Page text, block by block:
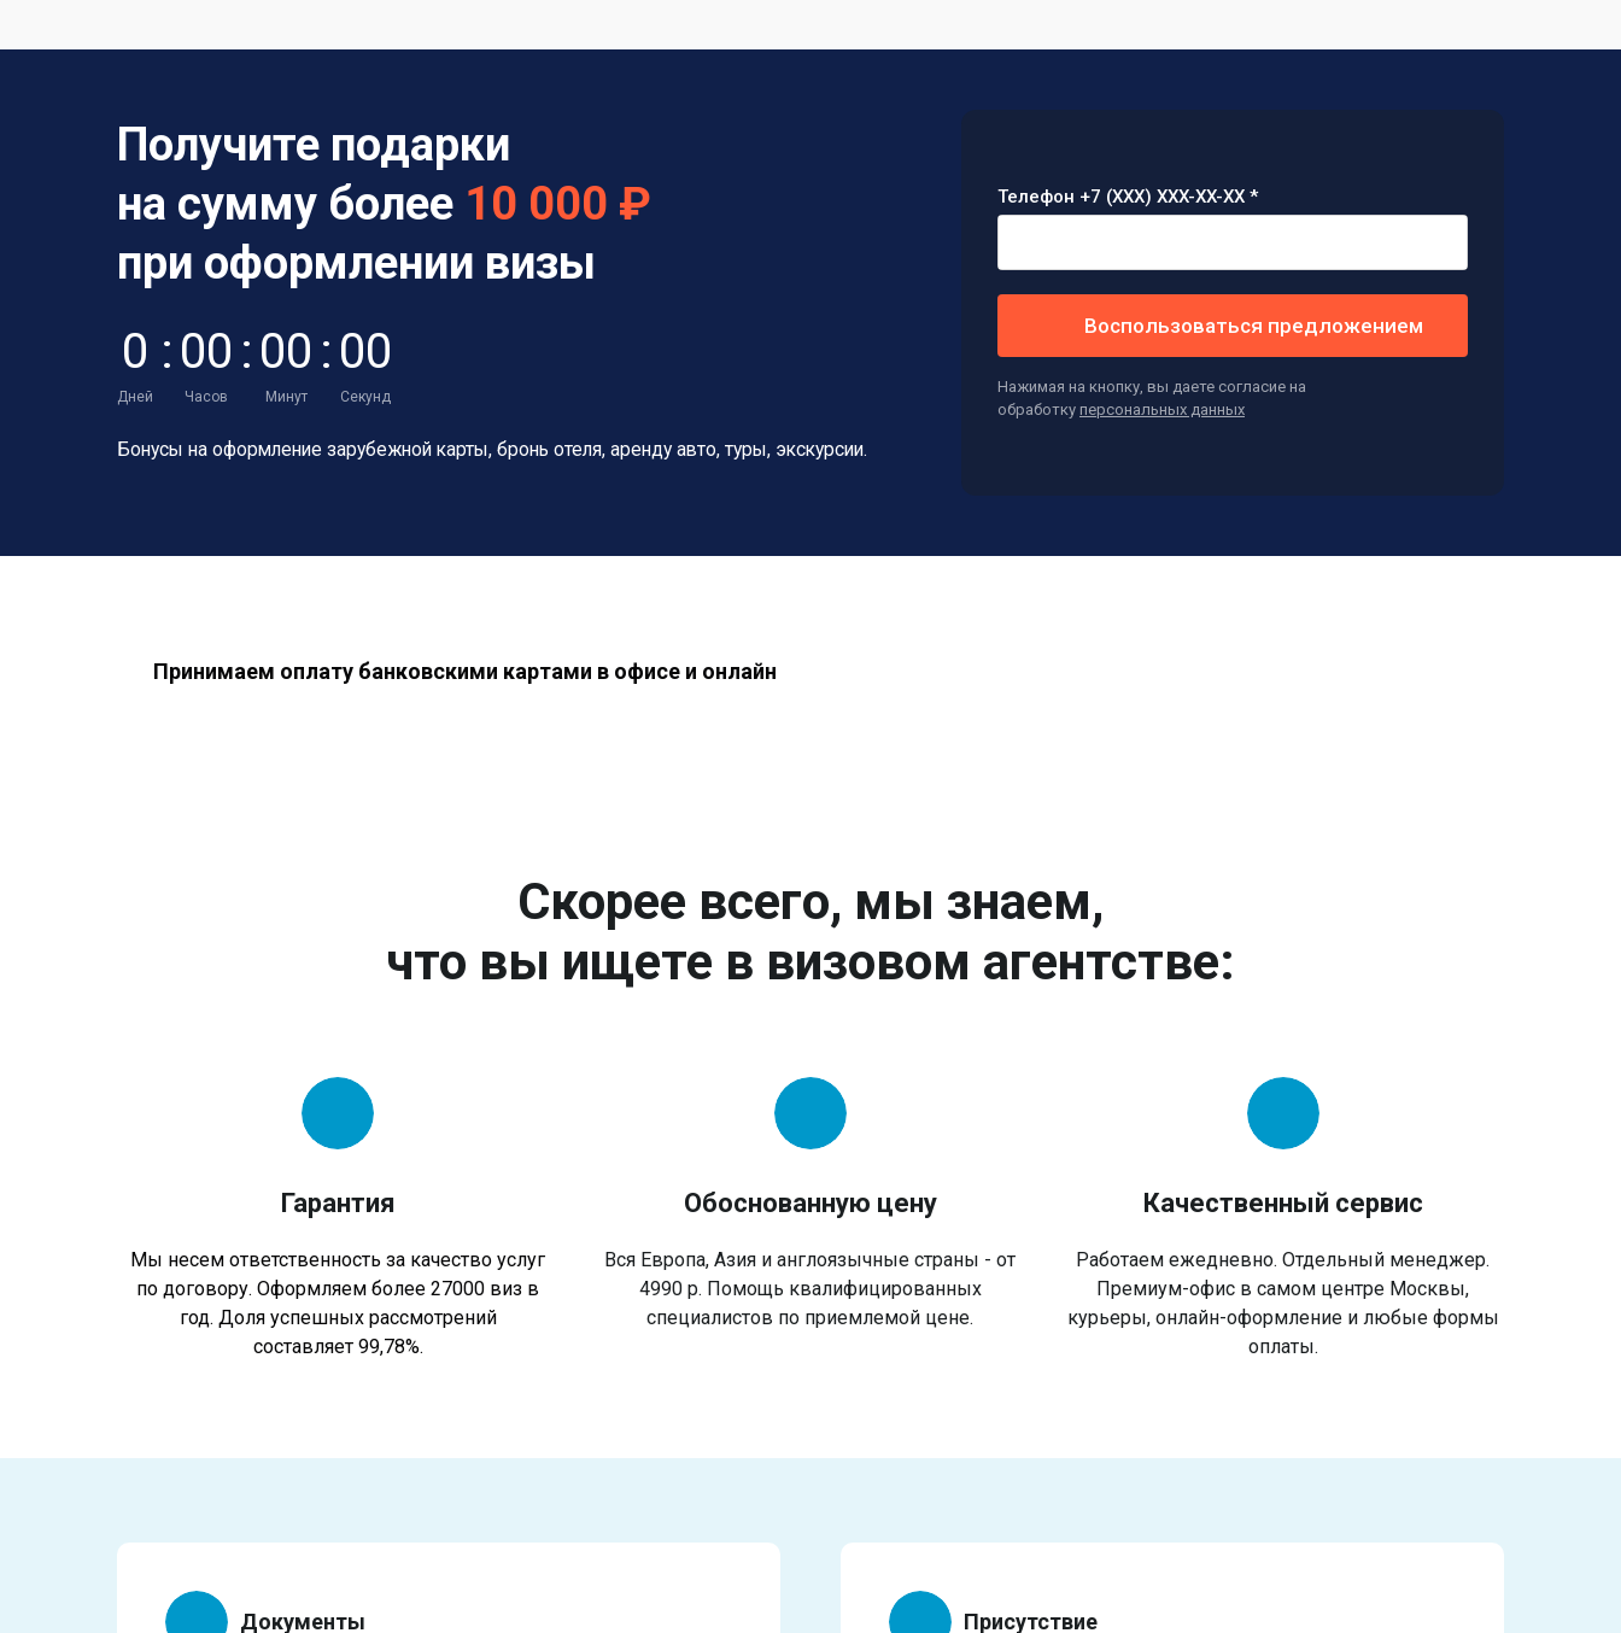
Получите подарки
на сумму более 10 000 ₽
при оформлении визы
0
Дней
: 00
Часов
: 00
Минут
: 00
Секунд
Бонусы на оформление зарубежной карты, бронь отеля, аренду авто, туры, экскурсии.
Телефон +7 (XXX) XXX-XX-XX *
Воспользоваться предложением
Нажимая на кнопку, вы даете согласие на
обработку персональных данных
Принимаем оплату банковскими картами в офисе и онлайн
Скорее всего, мы знаем,
что вы ищете в визовом агентстве:
Гарантия
Мы несем ответственность за качество услуг
по договору. Оформляем более 27000 виз в
год. Доля успешных рассмотрений
составляет 99,78%.
Обоснованную цену
Вся Европа, Азия и англоязычные страны - от
4990 р. Помощь квалифицированных
специалистов по приемлемой цене.
Качественный сервис
Работаем ежедневно. Отдельный менеджер.
Премиум-офис в самом центре Москвы,
курьеры, онлайн-оформление и любые формы
оплаты.
Документы Присутствие